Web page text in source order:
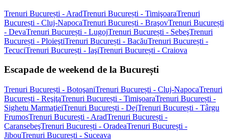
Trenuri București - AradTrenuri București - TimişoaraTrenuri
București - Cluj-NapocaTrenuri București - BraşovTrenuri București
- DevaTrenuri București - LugojTrenuri București - SebeşTrenuri
București - PloieştiTrenuri București - BacăuTrenuri București -
TecuciTrenuri București - IaşiTrenuri București - Craiova
Escapade de weekend de la București
Trenuri București - BotoşaniTrenuri București - Cluj-NapocaTrenuri
București - ReşiţaTrenuri București - TimişoaraTrenuri București -
Sighetu MarmaţieiTrenuri București - DejTrenuri București - Târgu
FrumosTrenuri București - AradTrenuri București -
CaransebeşTrenuri București - OradeaTrenuri București -
JibouTrenuri București - Suceava